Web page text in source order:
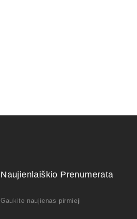
Naujienlaiškio Prenumerata
Gaukite naujienas pirmieji